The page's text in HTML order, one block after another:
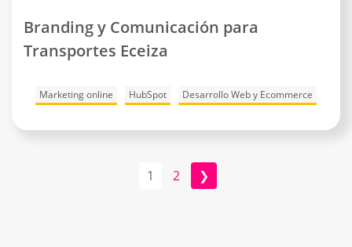
Branding y Comunicación para
Transportes Eceiza
Marketing online HubSpot Desarrollo Web y Ecommerce
1 2 ❯